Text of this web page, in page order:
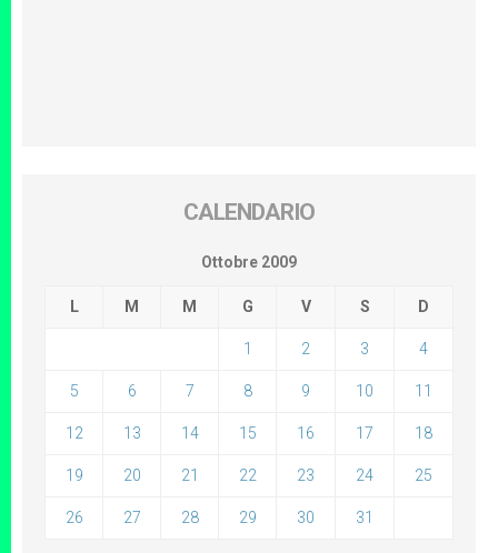
CALENDARIO
Ottobre 2009
L M M G V S D
1 2 3 4
5 6 7 8 9 10 11
12 13 14 15 16 17 18
19 20 21 22 23 24 25
26 27 28 29 30 31